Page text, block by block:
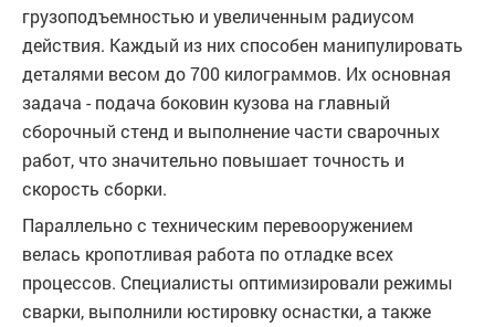
грузоподъемностью и увеличенным радиусом
действия. Каждый из них способен манипулировать
деталями весом до 700 килограммов. Их основная
задача - подача боковин кузова на главный
сборочный стенд и выполнение части сварочных
работ, что значительно повышает точность и
скорость сборки.
Параллельно с техническим перевооружением
велась кропотливая работа по отладке всех
процессов. Специалисты оптимизировали режимы
сварки, выполнили юстировку оснастки, а также